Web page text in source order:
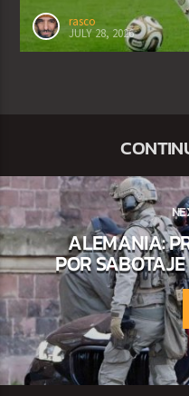
rasco
JULY 28, 2026
ALEMANIA:
POR